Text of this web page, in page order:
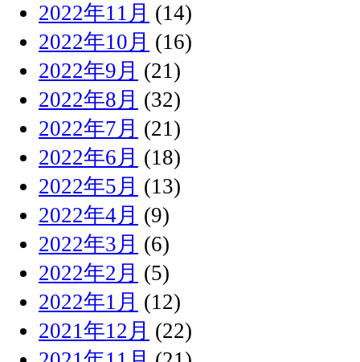
2022年11月 (14)
2022年10月 (16)
2022年9月 (21)
2022年8月 (32)
2022年7月 (21)
2022年6月 (18)
2022年5月 (13)
2022年4月 (9)
2022年3月 (6)
2022年2月 (5)
2022年1月 (12)
2021年12月 (22)